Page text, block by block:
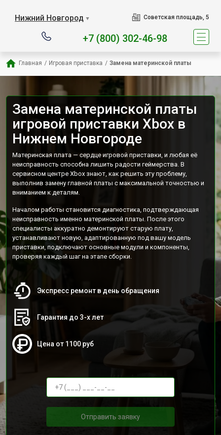
Нижний Новгород ▼ Советская площадь, 5
+7 (800) 302-46-98
Главная / Игровая приставка / Замена материнской платы
Замена материнской платы
игровой приставки Xbox в
Нижнем Новгороде
Материнская плата — сердце игровой приставки, и любая её
неисправность способна лишить радости геймерства. В
сервисном центре Xbox знают, как решить эту проблему,
выполнив замену главной платы с максимальной точностью и
вниманием к деталям.
Началом работы становится диагностика, подтверждающая
неисправность именно материнской платы. После этого
специалисты аккуратно демонтируют старую плату,
устанавливают новую, адаптированную под вашу модель
приставки, подключают основные модули и компоненты,
проверяя каждый шаг на этапе сборки.
Экспресс ремонт в день обращения
Гарантия до 3-х лет
Цена от 1100 руб
Отправить заявку